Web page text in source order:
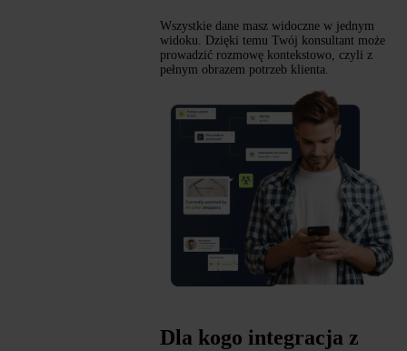
Wszystkie dane masz widoczne w jednym
widoku. Dzięki temu Twój konsultant może
prowadzić rozmowę kontekstowo, czyli z
pełnym obrazem potrzeb klienta.
Dla kogo integracja z